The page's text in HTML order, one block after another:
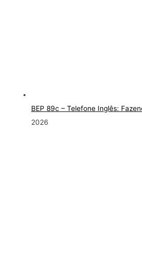
BEP 89c – Telefone Inglês:
2026